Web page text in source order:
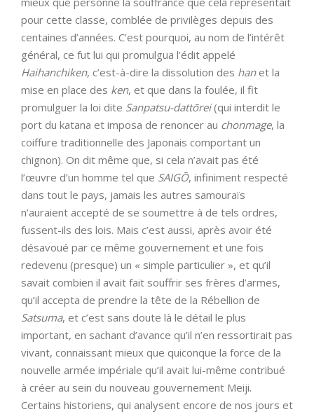
pour cette classe, comblée de privilèges depuis des
centaines d’années. C’est pourquoi, au nom de l’intérêt
général, ce fut lui qui promulgua l’édit appelé
Haihanchiken, c’est-à-dire la dissolution des hanet la
mise en place des ken, et que dans la foulée, il fit
promulguer la loi dite Sanpatsu-dattōrei(qui interdit le
port du katana et imposa de renoncer au chonmage, la
coiffure traditionnelle des Japonais comportant un
chignon). On dit même que, si cela n’avait pas été
l’œuvre d’un homme tel que SAIGŌ, infiniment respecté
dans tout le pays, jamais les autres samouraïs
n’auraient accepté de se soumettre à de tels ordres,
fussent-ils des lois. Mais c’est aussi, après avoir été
désavoué par ce même gouvernement et une fois
redevenu (presque) un « simple particulier », et qu’il
savait combien il avait fait souffrir ses frères d’armes,
qu’il accepta de prendre la tête de la Rébellion de
Satsuma, et c’est sans doute là le détail le plus
important, en sachant d’avance qu’il n’en ressortirait pas
vivant, connaissant mieux que quiconque la force de la
nouvelle armée impériale qu’il avait lui-même contribué
à créer au sein du nouveau gouvernement Meiji.
Certains historiens, qui analysent encore de nos jours et